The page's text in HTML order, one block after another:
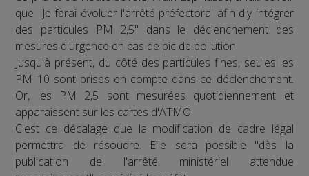
que "Je ferai évoluer l'arrêté préfectoral afin d'y intégrer
des particules PM 2,5" dans le déclenchement des
mesures d'urgence en cas de pic de pollution.
Jusqu'à présent, du côté des particules fines, seules les
PM 10 sont prises en compte dans ce déclenchement.
Or, les PM 2,5 sont mesurées quotidiennement et
apparaissent sur les cartes d'ATMO.
C'est ce décalage que la modification de cadre légal
permettra de résoudre. Elle sera possible "dès la
publication de l'arrêté ministériel attendue